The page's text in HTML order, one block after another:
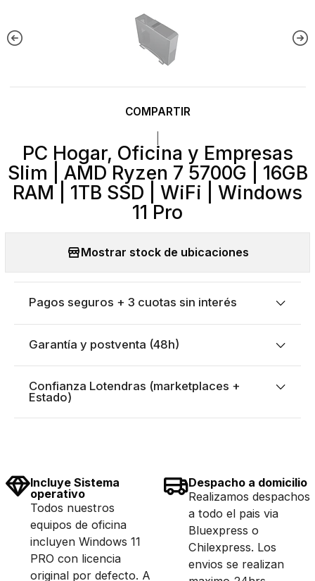
COMPARTIR
PC Hogar, Oficina y Empresas
Slim | AMD Ryzen 7 5700G | 16GB
RAM | 1TB SSD | WiFi | Windows
11 Pro
Mostrar stock de ubicaciones
Pagos seguros + 3 cuotas sin interés
Garantía y postventa (48h)
Confianza Lotendras (marketplaces +
Estado)
Incluye Sistema
operativo
Todos nuestros
equipos de oficina
incluyen Windows 11
PRO con licencia
original por defecto. A
Despacho a domicilio
Realizamos despachos
a todo el pais via
Bluexpress o
Chilexpress. Los
envios se realizan